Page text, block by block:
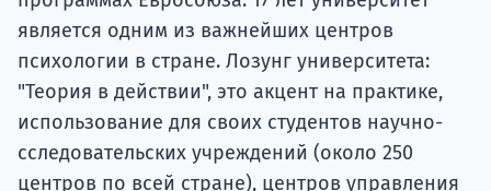
является одним из важнейших центров
психологии в стране. Лозунг университета:
"Теория в действии", это акцент на практике,
использование для своих студентов научно-
сследовательских учреждений (около 250
центров по всей стране), центров управления